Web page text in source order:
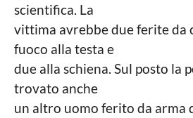
scientifica. La
vittima avrebbe due ferite da
fuoco alla testa e
due alla schiena. Sul posto la
trovato anche
un altro uomo ferito da arma